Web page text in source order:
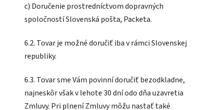
c) Doručenie prostredníctvom dopravných
spoločností Slovenská pošta, Packeta.
6.2. Tovar je možné doručiť iba v rámci Slovenskej
republiky.
6.3. Tovar sme Vám povinní doručiť bezodkladne,
najneskôr však v lehote 30 dní odo dňa uzavretia
Zmluvy. Pri plnení Zmluvy môžu nastať také